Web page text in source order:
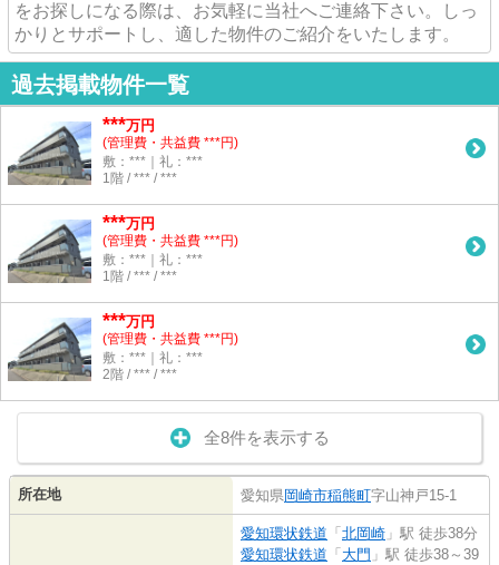
をお探しになる際は、お気軽に当社へご連絡下さい。しっ
かりとサポートし、適した物件のご紹介をいたします。
過去掲載物件一覧
***万円
(管理費・共益費 ***円)
敷：***｜礼：***
1階 / *** / ***
***万円
(管理費・共益費 ***円)
敷：***｜礼：***
1階 / *** / ***
***万円
(管理費・共益費 ***円)
敷：***｜礼：***
2階 / *** / ***
全8件を表示する
所在地 愛知県岡崎市稲熊町字山神戸15-1
愛知環状鉄道 「 北岡崎 」駅 徒歩38分
愛知環状鉄道 「 大門 」駅 徒歩38～39